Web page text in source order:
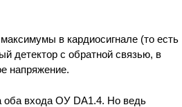
в кардиосигнале (то есть
детектор с обратной связью, в
напряжение.
оба входа ОУ DA1.4. Но ведь